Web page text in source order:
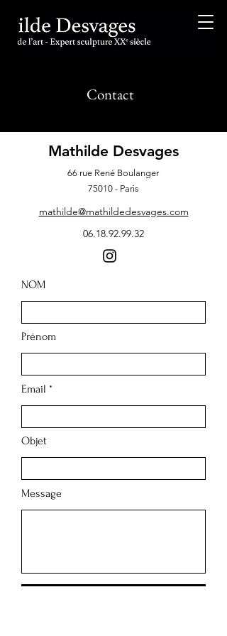
Contact
Mathilde Desvages
66 rue René Boulanger
75010 - Paris
mathilde@mathildedesvages.com
06.18.92.99.32
NOM
Prénom
Email
Objet
Message